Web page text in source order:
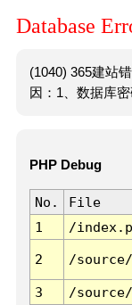
Database
(1040) 365建站
因：1、数据库
PHP Debug
No. File
1
/
2 /
3 /